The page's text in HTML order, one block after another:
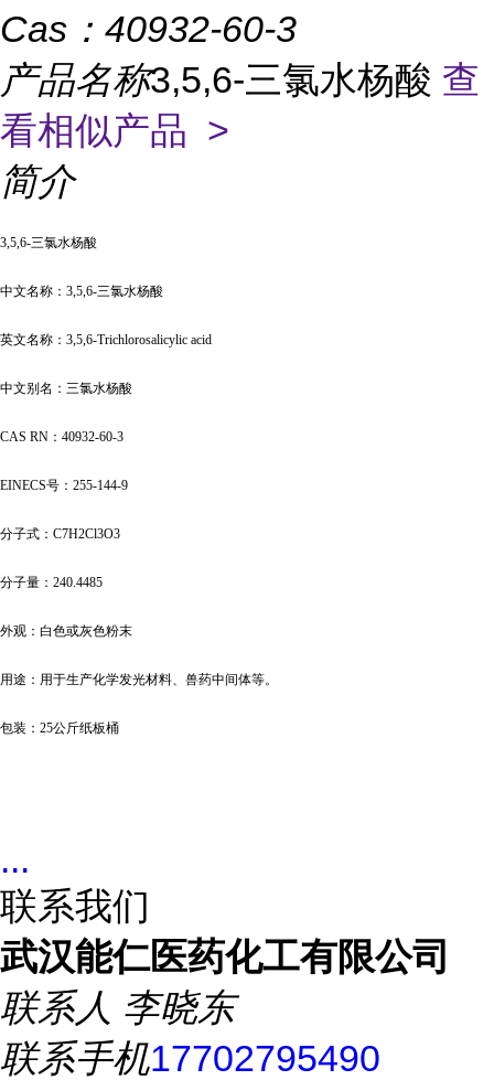
Cas： 40932-60-3
产品名称3,5,6-三氯水杨酸 查
看相似产品 >
简介
3,5,6-三氯水杨酸
中文名称： 3,5,6-三氯水杨酸
英文名称： 3,5,6-Trichlorosalicylic acid
中文别名：三氯水杨酸
CAS RN：40932-60-3
EINECS号：255-144-9
分子式： C7H2Cl3O3
分子量： 240.4485
外观：白色或灰色粉末
用途：用于生产化学发光材料、兽药中间体等。
包装： 25公斤纸板桶
...
联系我们
武汉能仁医药化工有限公司
联系人 李晓东
联系手机17702795490